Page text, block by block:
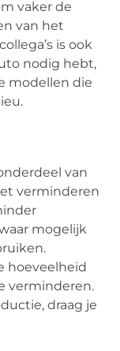
vaker de
van het
is ook
nodig hebt,
modellen die
van
verminderen
mogelijk
hoeveelheid
verminderen.
draag je